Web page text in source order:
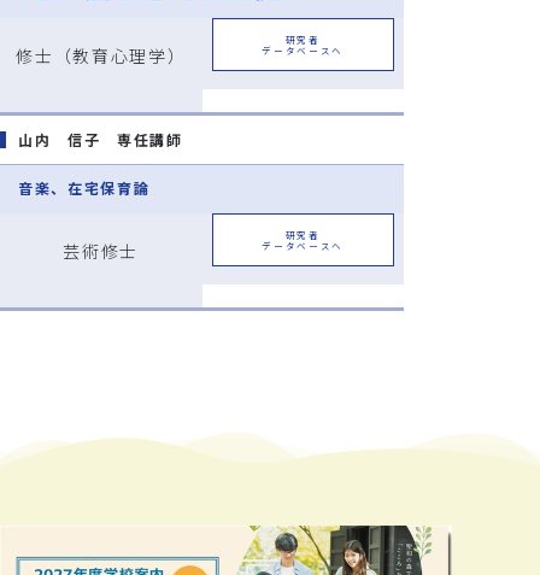
修士（教育心理学）
研究者
データベースへ
山内 信子 専任講師
音楽、在宅保育論
芸術修士
研究者
データベースへ